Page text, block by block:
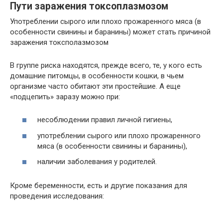
Пути заражения токсоплазмозом
Употреблении сырого или плохо прожаренного мяса (в
особенности свинины и баранины) может стать причиной
заражения токсполазмозом
В группе риска находятся, прежде всего, те, у кого есть
домашние питомцы, в особенности кошки, в чьем
организме часто обитают эти простейшие. А еще
«подцепить» заразу можно при:
несоблюдении правил личной гигиены,
употреблении сырого или плохо прожаренного
мяса (в особенности свинины и баранины),
наличии заболевания у родителей.
Кроме беременности, есть и другие показания для
проведения исследования: